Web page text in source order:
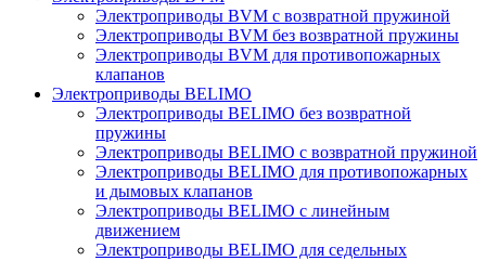
Электроприводы BVM с возвратной пружиной
Электроприводы BVM без возвратной пружины
Электроприводы BVM для противопожарных
клапанов
Электроприводы BELIMO
Электроприводы BELIMO без возвратной
пружины
Электроприводы BELIMO с возвратной пружиной
Электроприводы BELIMO для противопожарных
и дымовых клапанов
Электроприводы BELIMO с линейным
движением
Электроприводы BELIMO для седельных